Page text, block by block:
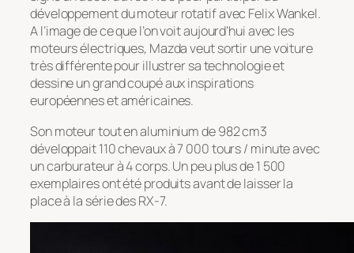
développement du moteur rotatif avec Felix Wankel.
A l’image de ce que l’on voit aujourd’hui avec les
moteurs électriques, Mazda veut sortir une voiture
très différente pour illustrer sa technologie et
dessine un grand coupé aux inspirations
européennes et américaines.
Son moteur tout en aluminium de 982 cm3
développait 110 chevaux à 7 000 tours / minute avec
un carburateur à 4 corps. Un peu plus de 1 500
exemplaires ont été produits avant de laisser la
place à la série des RX-7.